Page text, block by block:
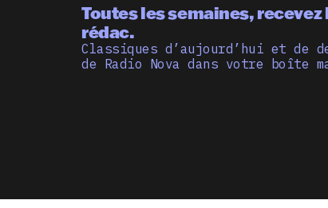
Toutes les semaines,
rédac.
Classiques d’aujourd’hui et de
de Radio Nova dans votre boîte